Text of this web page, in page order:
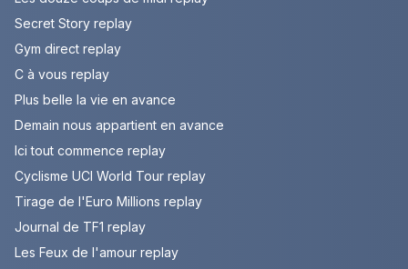
Secret Story replay
Gym direct replay
C à vous replay
Plus belle la vie en avance
Demain nous appartient en avance
Ici tout commence replay
Cyclisme UCI World Tour replay
Tirage de l'Euro Millions replay
Journal de TF1 replay
Les Feux de l'amour replay